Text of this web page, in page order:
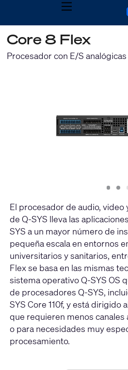
MENU
QSYS.com (English)
India (English)
Deutsch
Español
Core 8 Flex
Procesador con E/S
Slide
1 2
El procesador de audio,
de Q-SYS lleva las
SYS a un mayor número de
pequeña escala en entornos
universitarios y sanitarios,
Flex se basa en las mismas
sistema operativo Q-SYS OS
de procesadores Q-SYS,
SYS Core 110f, y está dirigido
que requieren menos canales
o para necesidades muy
procesamiento.